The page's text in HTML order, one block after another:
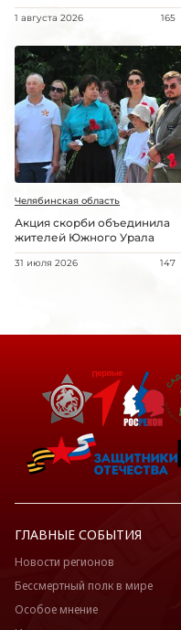
1 августа 2026 165
Челябинская область
Акция скорби объединила
жителей Южного Урала
31 июля 2026 147
ГЛАВНЫЕ СОБЫТИЯ
Новости регионов
Бессмертный полк в мире
Особое мнение